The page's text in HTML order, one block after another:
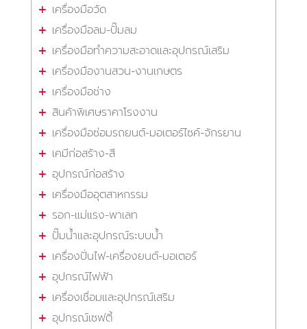
เครื่องมือวัด
เครื่องมือลม-ปั๊มลม
เครื่องมือทำความสะอาดและอุปกรณ์เสริม
เครื่องมืองานสวน-งานเกษตร
เครื่องมือช่าง
สินค้าพิเศษราคาโรงงาน
เครื่องมือซ่อมรถยนต์-มอเตอร์ไซค์-จักรยาน
เคมีก่อสร้าง-สี
อุปกรณ์ก่อสร้าง
เครื่องมืออุตสาหกรรม
รอก-แม่แรง-พาเลท
ปั๊มน้ำและอุปกรณ์ระบบน้ำ
เครื่องปั่นไฟ-เครื่องยนต์-มอเตอร์
อุปกรณ์ไฟฟ้า
เครื่องเชื่อมและอุปกรณ์เสริม
อุปกรณ์เซฟตี้